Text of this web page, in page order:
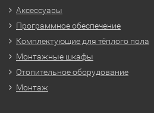
Аксессуары
Программное обеспечение
Комплектующие для тёплого пола
Монтажные шкафы
Отопительное оборудование
Монтаж